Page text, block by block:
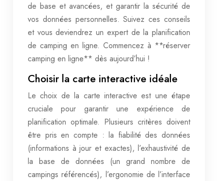
de base et avancées, et garantir la sécurité de
vos données personnelles. Suivez ces conseils
et vous deviendrez un expert de la planification
de camping en ligne. Commencez à **réserver
camping en ligne** dès aujourd’hui !
Choisir la carte interactive idéale
Le choix de la carte interactive est une étape
cruciale pour garantir une expérience de
planification optimale. Plusieurs critères doivent
être pris en compte : la fiabilité des données
(informations à jour et exactes), l’exhaustivité de
la base de données (un grand nombre de
campings référencés), l’ergonomie de l’interface